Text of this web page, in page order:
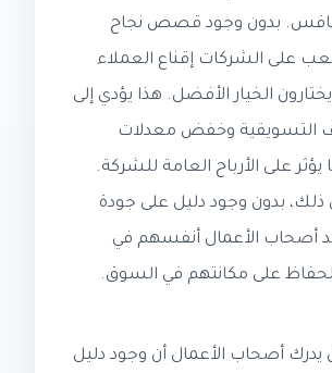
بدون وجود قصص نجاح
على الشركات إقناع العملاء
الخيار الأفضل. هذا يؤدي إلى
التسويقية وخفض معدلات
يؤثر على الأرباح العامة للشركة.
ذلك، بدون وجود دليل على جودة
أصحاب الأعمال أنفسهم في
على مكانتهم في السوق.
يدرك أصحاب الأعمال أن وجود دليل